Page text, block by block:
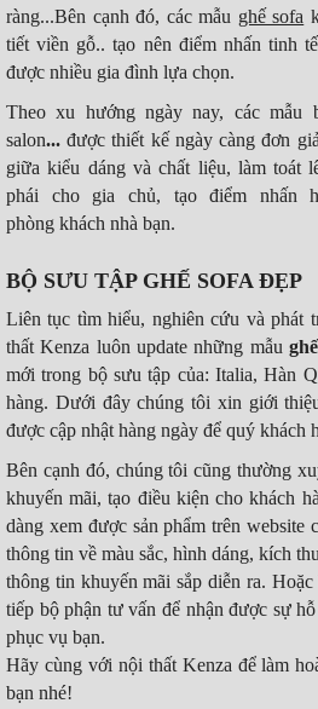
ràng...Bên cạnh đó, các mẫu ghế sofa
tiết viền gỗ.. tạo nên điểm nhấn tinh
được nhiều gia đình lựa chọn.
Theo xu hướng ngày nay, các mẫu
salon...được thiết kế ngày càng đơn
giữa kiểu dáng và chất liệu, làm toát
phái cho gia chủ, tạo điểm nhấn
phòng khách nhà bạn.
BỘ SƯU TẬP GHẾ SOFA ĐẸP
Liên tục tìm hiểu, nghiên cứu và phát
thất Kenza luôn update những mẫu
mới trong bộ sưu tập của: Italia, Hàn
hàng. Dưới đây chúng tôi xin giới
được cập nhật hàng ngày để quý khách
Bên cạnh đó, chúng tôi cũng thường
khuyến mãi, tạo điều kiện cho khách
dàng xem được sản phẩm trên website
thông tin về màu sắc, hình dáng, kích
thông tin khuyến mãi sắp diễn ra.
tiếp bộ phận tư vấn để nhận được sự
phục vụ bạn.
Hãy cùng với nội thất Kenza để làm
bạn nhé!